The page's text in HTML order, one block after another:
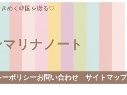
めく韓国を綴る♡
リナノート
ーポリシーお問い合わせ サイトマップ